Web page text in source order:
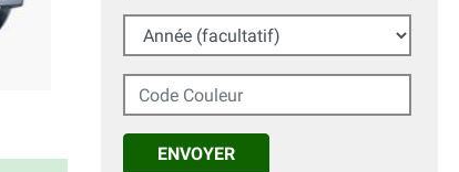
Année (facultatif)
Code Couleur
ENVOYER